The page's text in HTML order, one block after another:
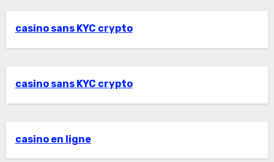
casino sans KYC crypto
casino sans KYC crypto
casino en ligne